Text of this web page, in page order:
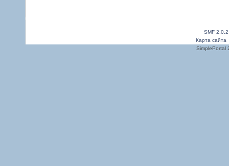
SMF
Карта сайта
SimplePortal